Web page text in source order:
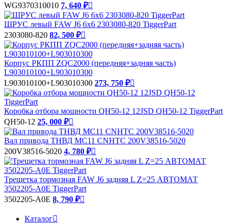
WG9370310010 7, 640 ₽
ШРУС левый FAW J6 6х6 2303080-820 TiggerPart
2303080-820 82, 500 ₽
Корпус РКПП ZQC2000 (передняя+задняя часть)
L903010100+L903010300
L903010100+L903010300 273, 750 ₽
Коробка отбора мощности QH50-12 12JSD QH50-12 TiggerPart
QH50-12 25, 000 ₽
Вал привода ТНВД MC11 CNHTC 200V38516-5020
200V38516-5020 4, 780 ₽
Трещетка тормозная FAW J6 задняя L Z=25 АВТОМАТ
3502205-A0E TiggerPart
3502205-A0E 8, 790 ₽
Каталог